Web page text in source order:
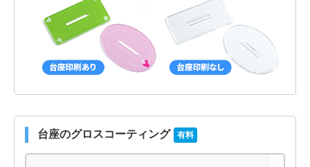
台座のグロスコーティング 有料